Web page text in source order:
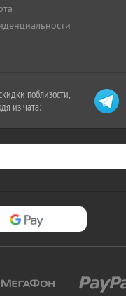
поблизости,
из чата: